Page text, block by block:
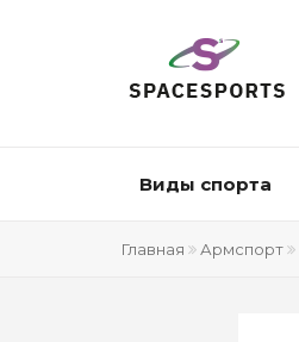
Виды спорта
Главная Армспорт